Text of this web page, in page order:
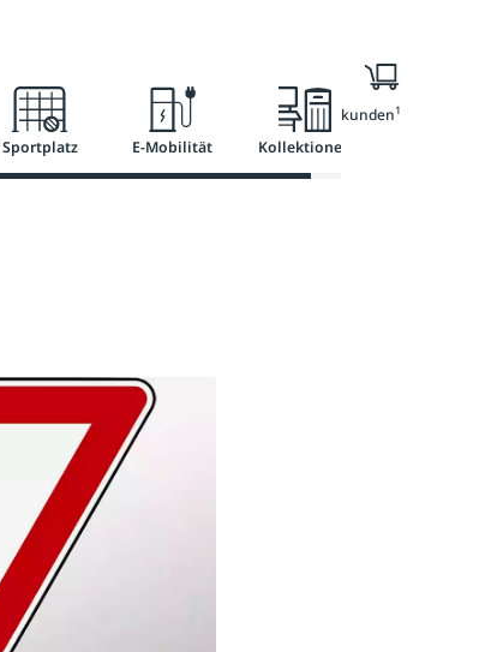
Sportplatz E-Mobilität Kollektionen
Nur für Geschäftskunden1